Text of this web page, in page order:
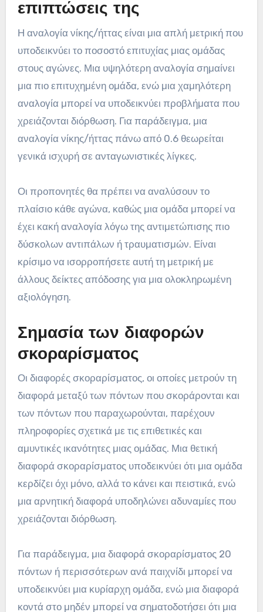
επιπτώσεις της
Η αναλογία νίκης/ήττας είναι μια απλή μετρική που
υποδεικνύει το ποσοστό επιτυχίας μιας ομάδας
στους αγώνες. Μια υψηλότερη αναλογία σημαίνει
μια πιο επιτυχημένη ομάδα, ενώ μια χαμηλότερη
αναλογία μπορεί να υποδεικνύει προβλήματα που
χρειάζονται διόρθωση. Για παράδειγμα, μια
αναλογία νίκης/ήττας πάνω από 0.6 θεωρείται
γενικά ισχυρή σε ανταγωνιστικές λίγκες.
Οι προπονητές θα πρέπει να αναλύσουν το
πλαίσιο κάθε αγώνα, καθώς μια ομάδα μπορεί να
έχει κακή αναλογία λόγω της αντιμετώπισης πιο
δύσκολων αντιπάλων ή τραυματισμών. Είναι
κρίσιμο να ισορροπήσετε αυτή τη μετρική με
άλλους δείκτες απόδοσης για μια ολοκληρωμένη
αξιολόγηση.
Σημασία των διαφορών
σκοραρίσματος
Οι διαφορές σκοραρίσματος, οι οποίες μετρούν τη
διαφορά μεταξύ των πόντων που σκοράρονται και
των πόντων που παραχωρούνται, παρέχουν
πληροφορίες σχετικά με τις επιθετικές και
αμυντικές ικανότητες μιας ομάδας. Μια θετική
διαφορά σκοραρίσματος υποδεικνύει ότι μια ομάδα
κερδίζει όχι μόνο, αλλά το κάνει και πειστικά, ενώ
μια αρνητική διαφορά υποδηλώνει αδυναμίες που
χρειάζονται διόρθωση.
Για παράδειγμα, μια διαφορά σκοραρίσματος 20
πόντων ή περισσότερων ανά παιχνίδι μπορεί να
υποδεικνύει μια κυρίαρχη ομάδα, ενώ μια διαφορά
κοντά στο μηδέν μπορεί να σηματοδοτήσει ότι μια